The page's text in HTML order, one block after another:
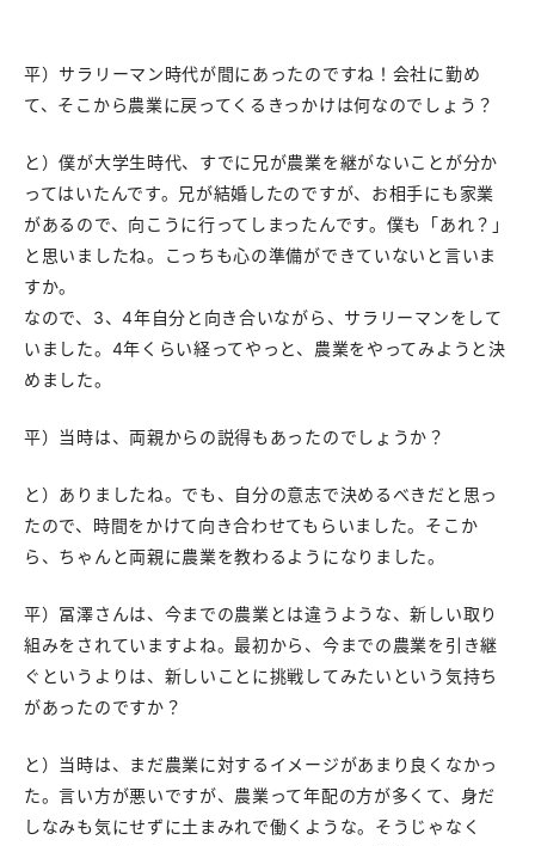
平）サラリーマン時代が間にあったのですね！会社に勤め
て、そこから農業に戻ってくるきっかけは何なのでしょう？
と）僕が大学生時代、すでに兄が農業を継がないことが分か
ってはいたんです。兄が結婚したのですが、お相手にも家業
があるので、向こうに行ってしまったんです。僕も「あれ？」
と思いましたね。こっちも心の準備ができていないと言いま
すか。
なので、3、4年自分と向き合いながら、サラリーマンをして
いました。4年くらい経ってやっと、農業をやってみようと決
めました。
平）当時は、両親からの説得もあったのでしょうか？
と）ありましたね。でも、自分の意志で決めるべきだと思っ
たので、時間をかけて向き合わせてもらいました。そこか
ら、ちゃんと両親に農業を教わるようになりました。
平）冨澤さんは、今までの農業とは違うような、新しい取り
組みをされていますよね。最初から、今までの農業を引き継
ぐというよりは、新しいことに挑戦してみたいという気持ち
があったのですか？
と）当時は、まだ農業に対するイメージがあまり良くなかっ
た。言い方が悪いですが、農業って年配の方が多くて、身だ
しなみも気にせずに土まみれで働くような。そうじゃなく